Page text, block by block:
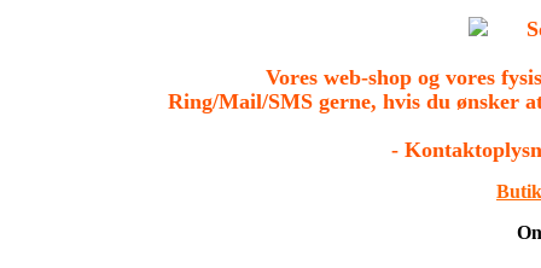
Vores web-shop og vores
Ring/Mail/SMS gerne, hvis du ønsker
-